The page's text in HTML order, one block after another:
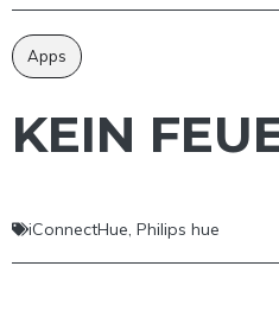
Apps
KEIN
iConnectHue, Philips hue